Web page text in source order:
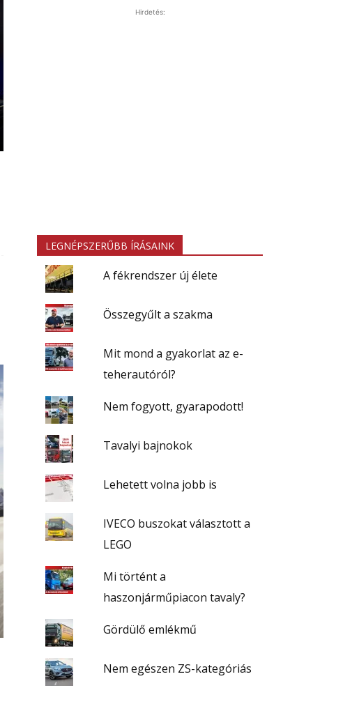
Hirdetés:
LEGNÉPSZERŰBB ÍRÁSAINK
A fékrendszer új élete
Összegyűlt a szakma
Mit mond a gyakorlat az e-
teherautóról?
Nem fogyott, gyarapodott!
Tavalyi bajnokok
Lehetett volna jobb is
IVECO buszokat választott a
LEGO
Mi történt a
haszonjárműpiacon tavaly?
Gördülő emlékmű
Nem egészen ZS-kategóriás